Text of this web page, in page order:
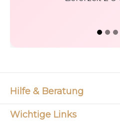
Hilfe & Beratung
Wichtige Links